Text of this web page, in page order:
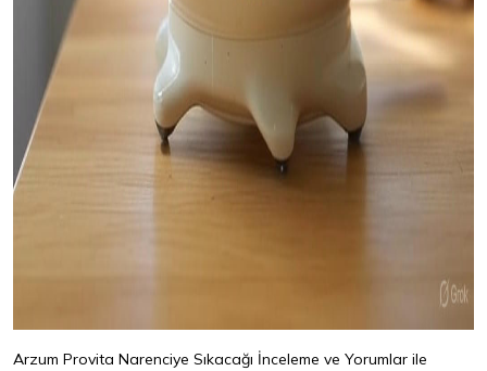
Arzum Provita Narenciye Sıkacağı İnceleme ve Yorumlar ile